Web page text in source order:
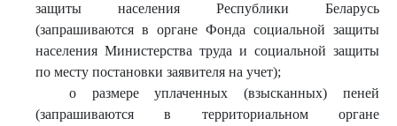
защиты населения Республики Беларусь
(запрашиваются в органе Фонда социальной защиты
населения Министерства труда и социальной защиты
по месту постановки заявителя на учет);
о размере уплаченных (взысканных) пеней
(запрашиваются в территориальном органе